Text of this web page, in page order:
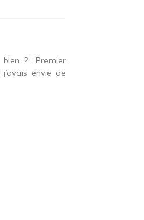
bien…? Premier
envie de